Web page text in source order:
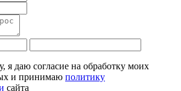
я даю согласие на обработку моих
и принимаю политику
сайта